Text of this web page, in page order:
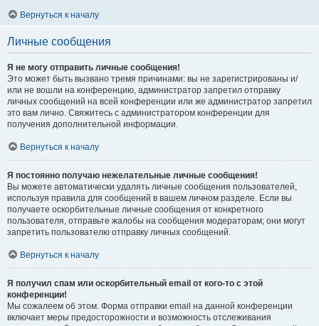
Вернуться к началу
Личные сообщения
Я не могу отправить личные сообщения!
Это может быть вызвано тремя причинами: вы не зарегистрированы и/
или не вошли на конференцию, администратор запретил отправку
личных сообщений на всей конференции или же администратор запретил
это вам лично. Свяжитесь с администратором конференции для
получения дополнительной информации.
Вернуться к началу
Я постоянно получаю нежелательные личные сообщения!
Вы можете автоматически удалять личные сообщения пользователей,
используя правила для сообщений в вашем личном разделе. Если вы
получаете оскорбительные личные сообщения от конкретного
пользователя, отправьте жалобы на сообщения модераторам; они могут
запретить пользователю отправку личных сообщений.
Вернуться к началу
Я получил спам или оскорбительный email от кого-то с этой
конференции!
Мы сожалеем об этом. Форма отправки email на данной конференции
включает меры предосторожности и возможность отслеживания